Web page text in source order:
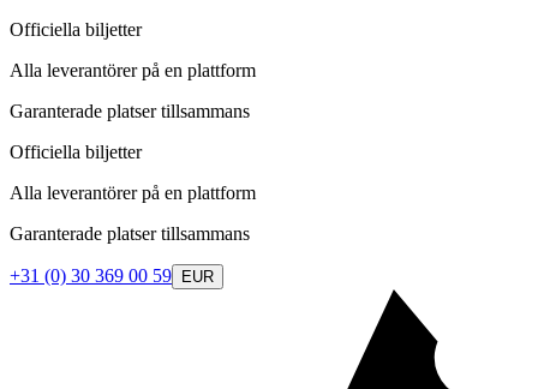
Officiella biljetter
Alla leverantörer på en plattform
Garanterade platser tillsammans
Officiella biljetter
Alla leverantörer på en plattform
Garanterade platser tillsammans
+31 (0) 30 369 00 59 EUR